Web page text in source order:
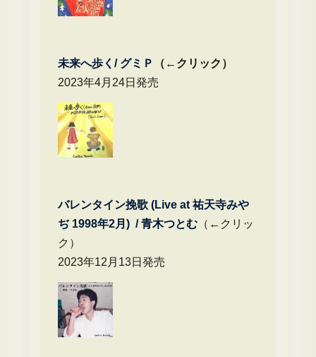
未来へ歩く/ グミＰ
（←クリック）
2023年4月24日発売
バレンタイン挽歌 (Live at 祐天寺みや
ぢ 1998年2月) / 青木つとむ（←クリッ
ク）
2023年12月13日発売